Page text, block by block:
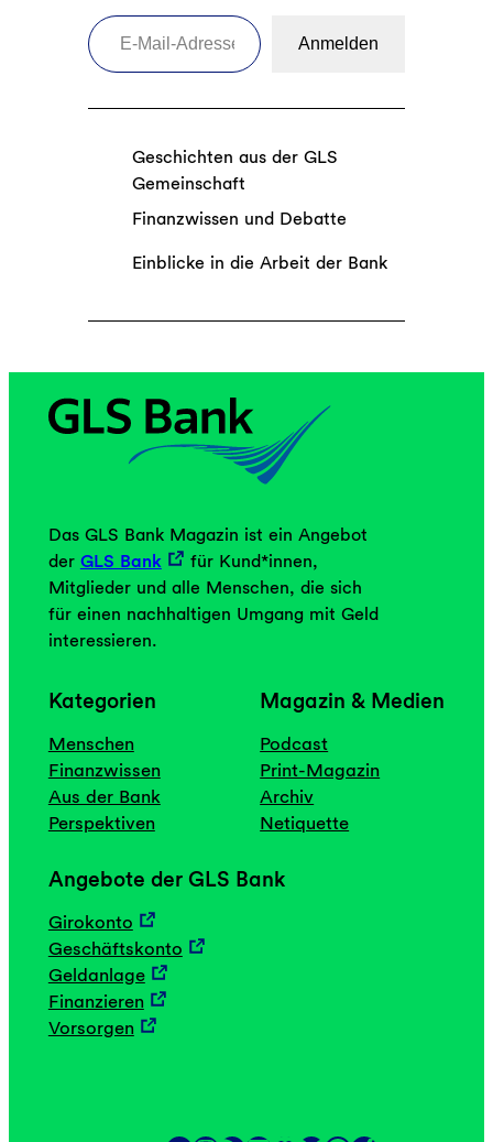
E-Mail-Adresse eingeben
Anmelden
Geschichten aus der GLS
Gemeinschaft
Finanzwissen und Debatte
Einblicke in die Arbeit der Bank
Das GLS Bank Magazin ist ein Angebot
der GLS Bank
für Kund*innen,
Mitglieder und alle Menschen, die sich
für einen nachhaltigen Umgang mit Geld
interessieren.
Kategorien
Menschen
Finanzwissen
Aus der Bank
Perspektiven
Magazin & Medien
Podcast
Print-Magazin
Archiv
Netiquette
Angebote der GLS Bank
Girokonto
Geschäftskonto
Geldanlage
Finanzieren
Vorsorgen